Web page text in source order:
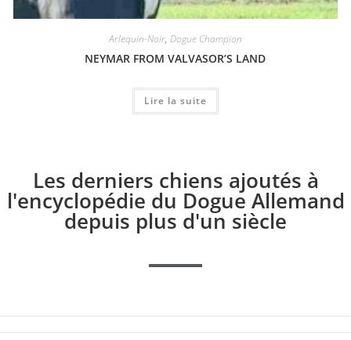
Arlequin-Noir, Dogue Champion
NEYMAR FROM VALVASOR’S LAND
Lire la suite
Les derniers chiens ajoutés à
l'encyclopédie du Dogue Allemand
depuis plus d'un siècle